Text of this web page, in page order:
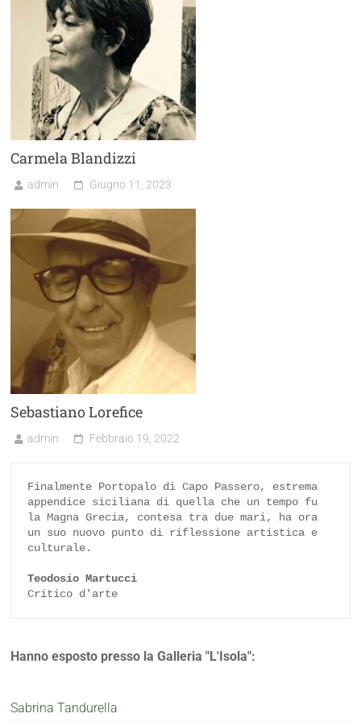
Carmela Blandizzi
admin Giugno 11, 2023
Sebastiano Lorefice
admin Febbraio 19, 2022
Finalmente Portopalo di Capo Passero, estrema
appendice siciliana di quella che un tempo fu
la Magna Grecia, contesa tra due mari, ha ora
un suo nuovo punto di riflessione artistica e
culturale.
Teodosio Martucci
Critico d'arte
Hanno esposto presso la Galleria "L'Isola":
Sabrina Tandurella